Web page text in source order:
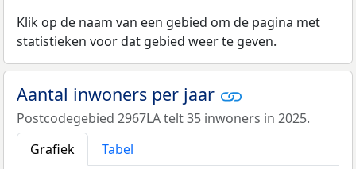
Klik op de naam van een gebied om de pagina met
statistieken voor dat gebied weer te geven.
Aantal inwoners per jaar
Postcodegebied 2967LA telt 35 inwoners in 2025.
Grafiek
Tabel